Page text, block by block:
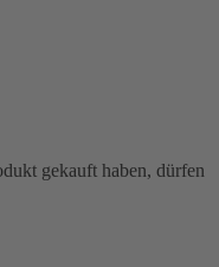
gekauft haben, dürfen